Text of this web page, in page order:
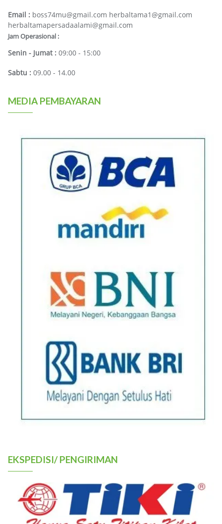
Email : boss74mu@gmail.com herbaltama1@gmail.com
herbaltamapersadaalami@gmail.com
Jam Operasional :
Senin - Jumat : 09:00 - 15:00
Sabtu : 09.00 - 14.00
MEDIA PEMBAYARAN
EKSPEDISI/ PENGIRIMAN